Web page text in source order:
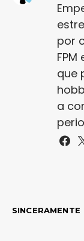
por
que
a
SINCERAMENTE